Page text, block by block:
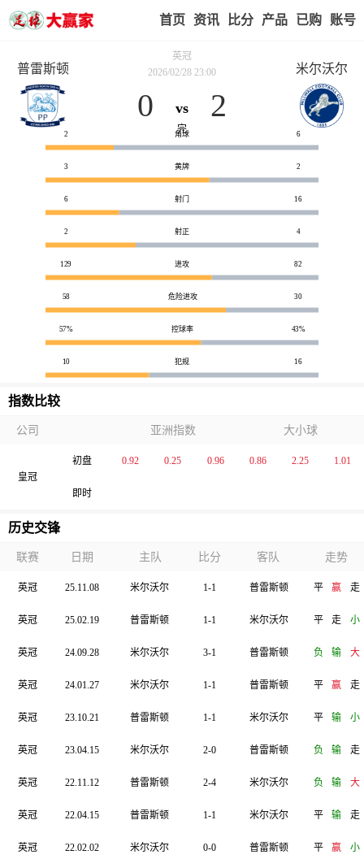
首页 赢家视点赛事比分实战版入口
我的
英冠
2026/02/28 23:00
vs
完
0
普雷斯顿
2
米尔沃尔
技术统计
2 角球 6
3 黄牌 2
6 射门 16
2 射正 4
129 进攻 82
58 危险进攻 30
57% 控球率 43%
10 犯规 16
指数比较
公司 亚洲指数 大小球
皇冠
初盘
即时
0.92 0.25 0.96 0.86 2.25 1.01
历史交锋
联赛 日期 主队 比分 客队 走势
英冠 25.11.08 米尔沃尔 1-1 普雷斯顿 平 赢 走
英冠 25.02.19 普雷斯顿 1-1 米尔沃尔 平 走 小
英冠 24.09.28 米尔沃尔 3-1 普雷斯顿 负 输 大
英冠 24.01.27 米尔沃尔 1-1 普雷斯顿 平 赢 走
英冠 23.10.21 普雷斯顿 1-1 米尔沃尔 平 输 小
英冠 23.04.15 米尔沃尔 2-0 普雷斯顿 负 输 走
英冠 22.11.12 普雷斯顿 2-4 米尔沃尔 负 输 大
英冠 22.04.15 普雷斯顿 1-1 米尔沃尔 平 输 走
英冠 22.02.02 米尔沃尔 0-0 普雷斯顿 平 赢 小